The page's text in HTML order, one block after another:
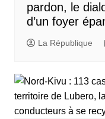
pardon, le
d’un foyer
La République